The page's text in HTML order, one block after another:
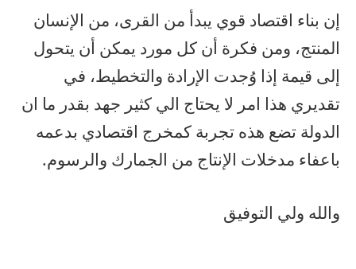
إن بناء اقتصاد قوي يبدأ من القرى، من الإنسان
المنتج، ومن فكرة أن كل مورد يمكن أن يتحول
إلى قيمة إذا وُجدت الإرادة والتخطيط، في
تقديري هذا امر لا يحتاج الي كثير جهد بقدر ما ان
الدولة تضع هذه تجربة كمخرج اقتصادي بدعمه
باعفاء مدخلات الإنتاج من الجمارك والرسوم.
والله ولي التوفيق